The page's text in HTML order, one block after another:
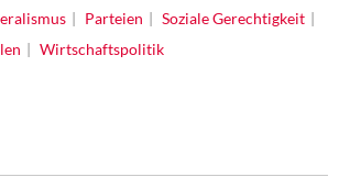
Parteien
Soziale Gerechtigkeit
Wirtschaftspolitik